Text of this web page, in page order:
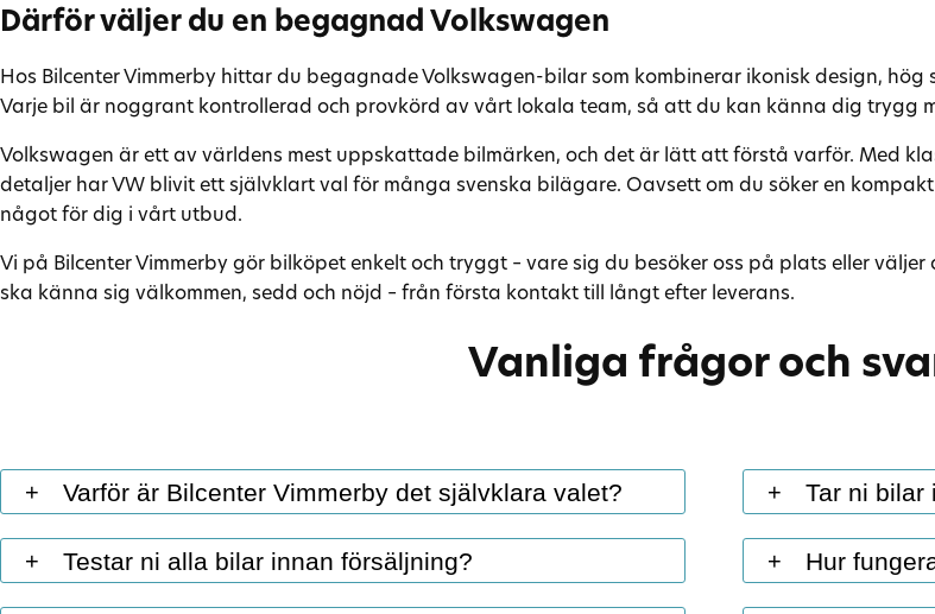
Därför väljer du en begagnad Volkswagen
Hos Bilcenter Vimmerby hittar du begagnade Volkswagen-bilar som kombinerar ikonisk design,
Varje bil är noggrant kontrollerad och provkörd av vårt lokala team, så att du kan känna dig trygg
Volkswagen är ett av världens mest uppskattade bilmärken, och det är lätt att förstå varför. Med
detaljer har VW blivit ett självklart val för många svenska bilägare. Oavsett om du söker en
något för dig i vårt utbud.
Vi på Bilcenter Vimmerby gör bilköpet enkelt och tryggt – vare sig du besöker oss på plats eller
ska känna sig välkommen, sedd och nöjd – från första kontakt till långt efter leverans.
Vanliga frågor och
+ Varför är Bilcenter Vimmerby det självklara valet?
Hos Bilcenter Vimmerby kombinerar vi modern digital service med
personlig närvaro, så att du alltid får en trygg och smidig bilaffär. Vi finns
här för att guida dig genom hela processen, från första kontakt till
+ Tar ni bilar
Ja, vi tar gärna din
Du får ett
bilbytet hos oss vid
+ Testar ni alla bilar innan försäljning? + Hur